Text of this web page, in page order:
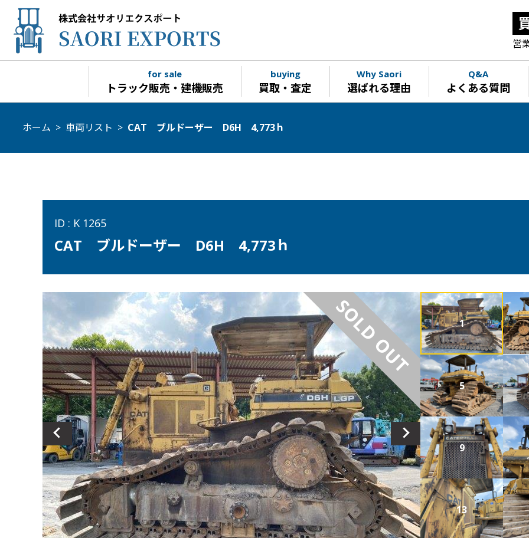
営
for sale
トラック販売・建機販売
buying
買取・査定
Why Saori
選ばれる理由
Q&A
よくある質問
ホーム > 車両リスト > CAT ブルドーザー D6H 4,773ｈ
ID : K 1265
CAT ブルドーザー D6H 4,773ｈ
SOLD OUT 1
5
9
13